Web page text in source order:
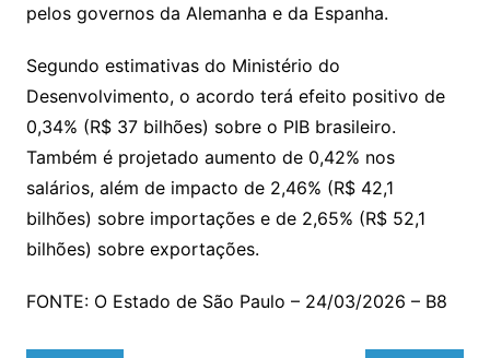
pelos governos da Alemanha e da Espanha.
Segundo estimativas do Ministério do
Desenvolvimento, o acordo terá efeito positivo de
0,34% (R$ 37 bilhões) sobre o PIB brasileiro.
Também é projetado aumento de 0,42% nos
salários, além de impacto de 2,46% (R$ 42,1
bilhões) sobre importações e de 2,65% (R$ 52,1
bilhões) sobre exportações.
FONTE: O Estado de São Paulo – 24/03/2026 – B8